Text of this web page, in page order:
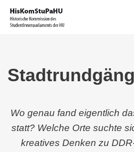
Zum
Wo genau fand eigentlich
statt? Welche Orte suchte
kreatives Denken zu